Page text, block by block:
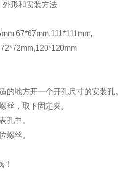
外形和安装方法
的地方开一个开孔尺寸的安装孔。
丝，取下固定夹。
孔中。
螺丝。